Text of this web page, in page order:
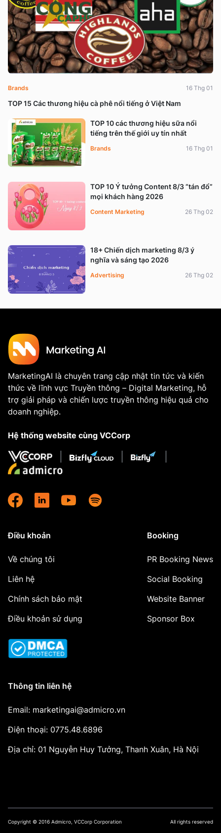
TOP 15 Các thương hiệu cà phê nổi tiếng ở Việt Nam
Brands 16 Thg 01
TOP 10 các thương hiệu sữa nổi
tiếng trên thế giới uy tín nhất
Brands 16 Thg 01
TOP 10 Ý tưởng Content 8/3 “tán đổ”
mọi khách hàng 2026
Content Marketing 26 Thg 02
18+ Chiến dịch marketing 8/3 ý
nghĩa và sáng tạo 2026
Advertising 26 Thg 02
MarketingAI là chuyên trang cập nhật tin tức và kiến
thức về lĩnh vực Truyền thông – Digital Marketing, hỗ
trợ giải pháp và chiến lược truyền thông hiệu quả cho
doanh nghiệp.
Hệ thống website cùng VCCorp
Điều khoản
Về chúng tôi
Liên hệ
Chính sách bảo mật
Điều khoản sử dụng
Booking
PR Booking News
Social Booking
Website Banner
Sponsor Box
Thông tin liên hệ
Email: marketingai@admicro.vn
Điện thoại: 0775.48.6896
Địa chỉ: 01 Nguyễn Huy Tưởng, Thanh Xuân, Hà Nội
Copyright © 2016 Admicro, VCCorp Corporation All rights reserved